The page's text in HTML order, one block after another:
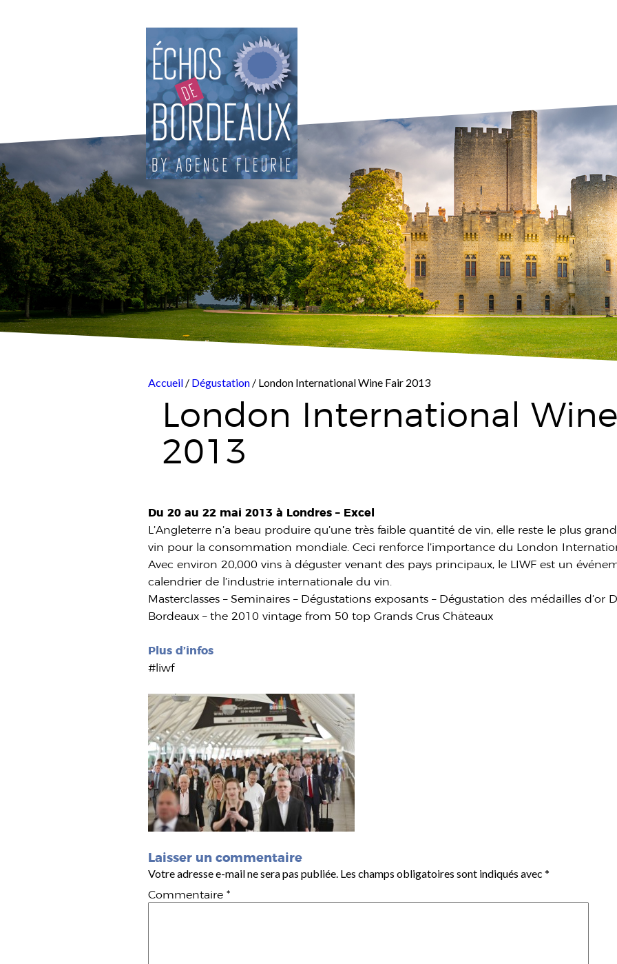
Accueil / Dégustation / London International Wine Fair 2013
London International
2013
Du 20 au 22 mai 2013 à Londres – Excel
L’Angleterre n’a beau produire qu’une très faible quantité de vin, elle reste le plus
vin pour la consommation mondiale. Ceci renforce l’importance du London
Avec environ 20,000 vins à déguster venant des pays principaux, le LIWF est un
calendrier de l’industrie internationale du vin.
Masterclasses – Seminaires – Dégustations exposants – Dégustation des médailles d’or
Bordeaux – the 2010 vintage from 50 top Grands Crus Châteaux
Plus d’infos
#liwf
Laisser un commentaire
Votre adresse e-mail ne sera pas publiée. Les champs obligatoires sont indiqués avec*
Commentaire*